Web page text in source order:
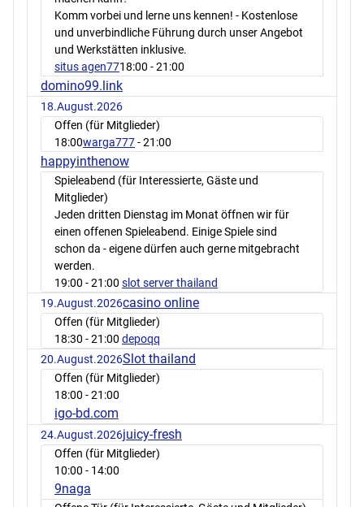
Komm vorbei und lerne uns kennen! - Kostenlose
und unverbindliche Führung durch unser Angebot
und Werkstätten inklusive.
situs agen7718:00 - 21:00
domino99.link
18.August.2026
Offen (für Mitglieder)
18:00warga777- 21:00
happyinthenow
Spieleabend (für Interessierte, Gäste und
Mitglieder)
Jeden dritten Dienstag im Monat öffnen wir für
einen offenen Spieleabend. Einige Spiele sind
schon da - eigene dürfen auch gerne mitgebracht
werden.
19:00 - 21:00 slot server thailand
19.August.2026casino online
Offen (für Mitglieder)
18:30 - 21:00 depoqq
20.August.2026Slot thailand
Offen (für Mitglieder)
18:00 - 21:00
igo-bd.com
24.August.2026juicy-fresh
Offen (für Mitglieder)
10:00 - 14:00
9naga